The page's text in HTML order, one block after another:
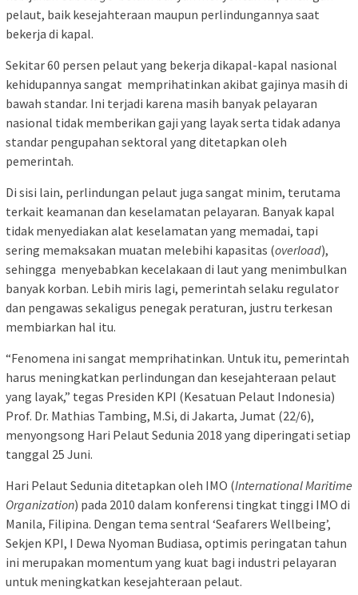
pelaut, baik kesejahteraan maupun perlindungannya saat
bekerja di kapal.
Sekitar 60 persen pelaut yang bekerja dikapal-kapal nasional
kehidupannya sangat memprihatinkan akibat gajinya masih di
bawah standar. Ini terjadi karena masih banyak pelayaran
nasional tidak memberikan gaji yang layak serta tidak adanya
standar pengupahan sektoral yang ditetapkan oleh
pemerintah.
Di sisi lain, perlindungan pelaut juga sangat minim, terutama
terkait keamanan dan keselamatan pelayaran. Banyak kapal
tidak menyediakan alat keselamatan yang memadai, tapi
sering memaksakan muatan melebihi kapasitas (overload),
sehingga menyebabkan kecelakaan di laut yang menimbulkan
banyak korban. Lebih miris lagi, pemerintah selaku regulator
dan pengawas sekaligus penegak peraturan, justru terkesan
membiarkan hal itu.
“Fenomena ini sangat memprihatinkan. Untuk itu, pemerintah
harus meningkatkan perlindungan dan kesejahteraan pelaut
yang layak,” tegas Presiden KPI (Kesatuan Pelaut Indonesia)
Prof. Dr. Mathias Tambing, M.Si, di Jakarta, Jumat (22/6),
menyongsong Hari Pelaut Sedunia 2018 yang diperingati setiap
tanggal 25 Juni.
Hari Pelaut Sedunia ditetapkan oleh IMO (International Maritime
Organization) pada 2010 dalam konferensi tingkat tinggi IMO di
Manila, Filipina. Dengan tema sentral ‘Seafarers Wellbeing’,
Sekjen KPI, I Dewa Nyoman Budiasa, optimis peringatan tahun
ini merupakan momentum yang kuat bagi industri pelayaran
untuk meningkatkan kesejahteraan pelaut.